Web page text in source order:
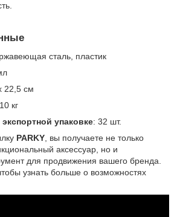
сталь, пластик
22,5 см
кг
упаковке: 32 шт.
PARKY , вы получаете не только
аксессуар, но и
для продвижения вашего бренда.
узнать больше о возможностях